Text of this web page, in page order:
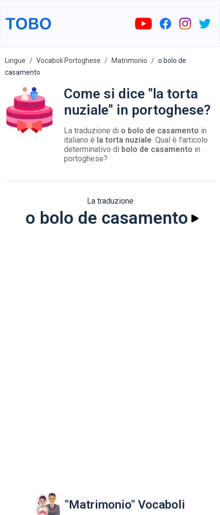
Lingue Vocaboli Portoghese Matrimonio
o bolo de
casamento
Come si dice "la torta
nuziale" in portoghese?
La traduzione di o bolo de casamento in
italiano è la torta nuziale. Qual è l'articolo
determinativo di bolo de casamento in
portoghese?
La traduzione
o bolo de casamento
"Matrimonio" Vocaboli